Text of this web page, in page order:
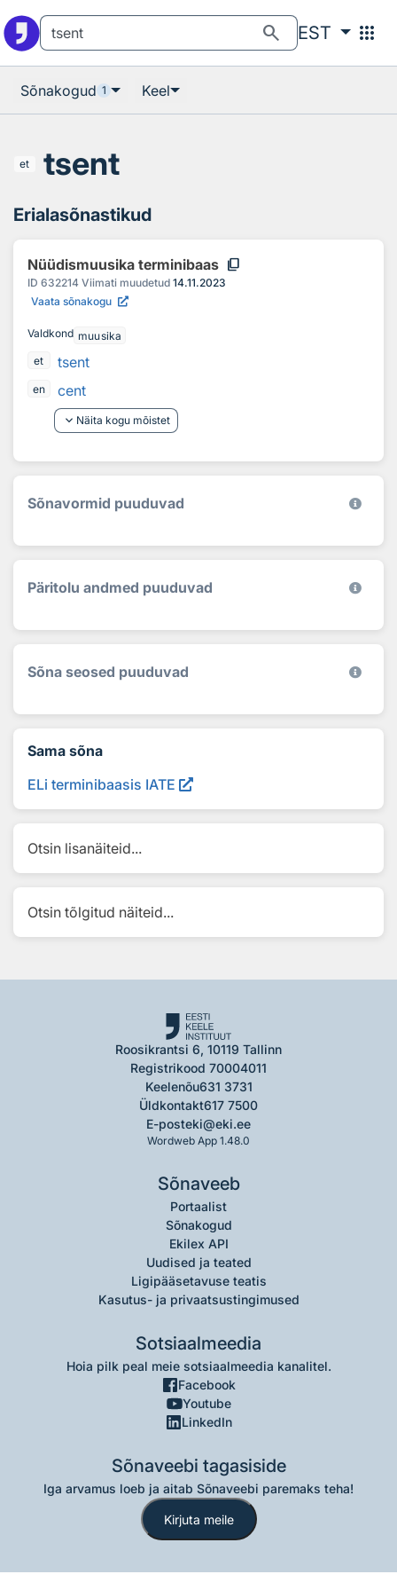
search EST apps
Sõnakogud 1 Keel
et tsent
Erialasõnastikud
Nüüdismuusika terminibaas content_copy
ID 632214 Viimati muudetud 14.11.2023
Vaata sõnakogu
Valdkond muusika
et
tsent
en
cent
keyboard_arrow_down Näita kogu mõistet
Sõnavormid puuduvad
Päritolu andmed puuduvad
Sõna seosed puuduvad
Sama sõna
ELi terminibaasis IATE
Otsin lisanäiteid...
Otsin tõlgitud näiteid...
Roosikrantsi 6, 10119 Tallinn
Registrikood 70004011
Keelenõu631 3731
Üldkontakt617 7500
E-posteki@eki.ee
Wordweb App 1.48.0
Sõnaveeb
Portaalist
Sõnakogud
Ekilex API
Uudised ja teated
Ligipääsetavuse teatis
Kasutus- ja privaatsustingimused
Sotsiaalmeedia
Hoia pilk peal meie sotsiaalmeedia kanalitel.
Facebook
Youtube
LinkedIn
Sõnaveebi tagasiside
Iga arvamus loeb ja aitab Sõnaveebi paremaks teha!
Kirjuta meile